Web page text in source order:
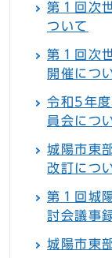
第１回次
ついて
第１回次
開催につ
令和5年
員会につ
城陽市東
改訂につ
第１回城
討会議事
城陽市東